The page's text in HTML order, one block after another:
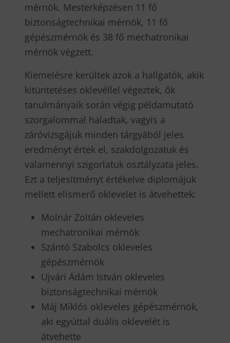
mérnök. Mesterképzésen 11 fő
biztonságtechnikai mérnök, 11 fő
gépészmérnök és 38 fő mechatronikai
mérnök végzett.
Kiemelésre kerültek azok a hallgatók, akik
kitüntetéses oklevéllel végeztek, ők
tanulmányaik során végig példamutató
szorgalommal haladtak, vagyis a
záróvizsgájuk minden tárgyából jeles
eredményt értek el, szakdolgozatuk és
valamennyi szigorlatuk osztályzata jeles.
Ezt a teljesítményt értékelve diplomájuk
mellett elismerő oklevelet is átvehettek:
Molnár Zoltán okleveles
mechatronikai mérnök
Szántó Szabolcs okleveles
gépészmérnök
Ujvári Ádám István okleveles
biztonságtechnikai mérnök
Máj Miklós okleveles gépészmérnök,
aki egyúttal duális oklevelét is
átvehette